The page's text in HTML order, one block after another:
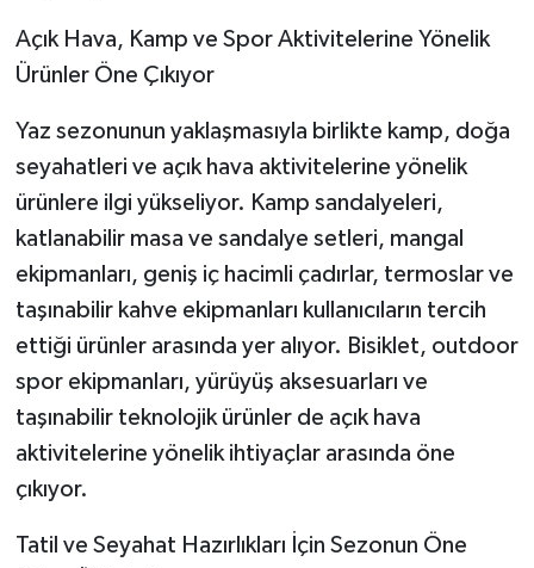
Açık Hava, Kamp ve Spor Aktivitelerine Yönelik
Ürünler Öne Çıkıyor
Yaz sezonunun yaklaşmasıyla birlikte kamp, doğa
seyahatleri ve açık hava aktivitelerine yönelik
ürünlere ilgi yükseliyor. Kamp sandalyeleri,
katlanabilir masa ve sandalye setleri, mangal
ekipmanları, geniş iç hacimli çadırlar, termoslar ve
taşınabilir kahve ekipmanları kullanıcıların tercih
ettiği ürünler arasında yer alıyor. Bisiklet, outdoor
spor ekipmanları, yürüyüş aksesuarları ve
taşınabilir teknolojik ürünler de açık hava
aktivitelerine yönelik ihtiyaçlar arasında öne
çıkıyor.
Tatil ve Seyahat Hazırlıkları İçin Sezonun Öne